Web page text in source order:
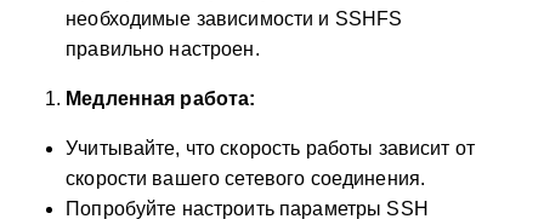
необходимые зависимости и SSHFS
правильно настроен.
Медленная работа:
Учитывайте, что скорость работы зависит от
скорости вашего сетевого соединения.
Попробуйте настроить параметры SSH